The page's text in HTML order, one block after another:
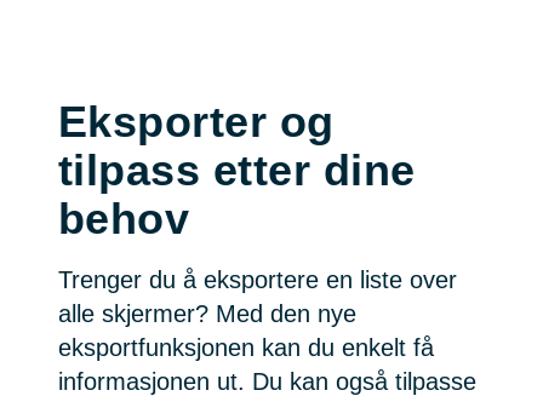
Eksporter og
tilpass etter dine
behov
Trenger du å eksportere en liste over
alle skjermer? Med den nye
eksportfunksjonen kan du enkelt få
informasjonen ut. Du kan også tilpasse